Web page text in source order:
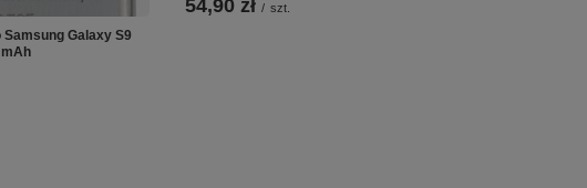
Galaxy S9
mAh
54,90 zł / szt.